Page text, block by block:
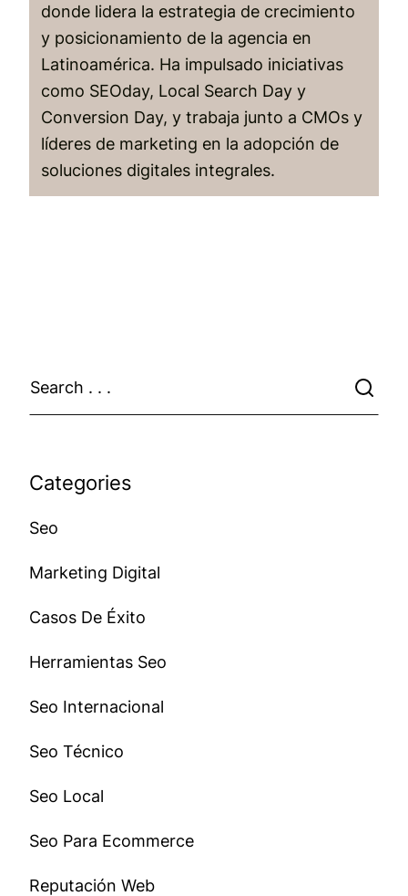
donde lidera la estrategia de crecimiento
y posicionamiento de la agencia en
Latinoamérica. Ha impulsado iniciativas
como SEOday, Local Search Day y
Conversion Day, y trabaja junto a CMOs y
líderes de marketing en la adopción de
soluciones digitales integrales.
Categories
Seo
Marketing Digital
Casos De Éxito
Herramientas Seo
Seo Internacional
Seo Técnico
Seo Local
Seo Para Ecommerce
Reputación Web